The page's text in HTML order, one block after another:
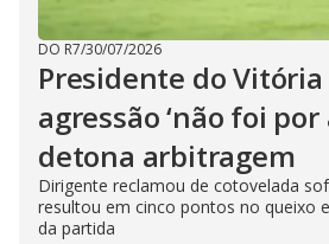
DO R7/30/07/2026
Presidente do
agressão ‘não foi por
detona arbitragem
Dirigente reclamou de cotovelada
resultou em cinco pontos no queixo
da partida